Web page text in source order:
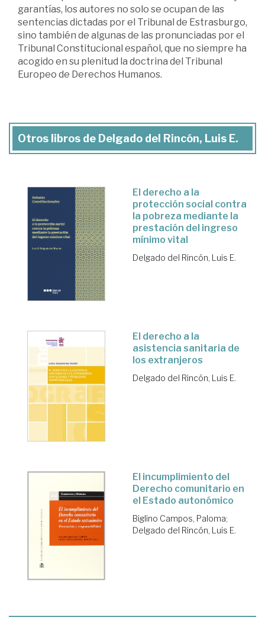
garantías, los autores no solo se ocupan de las
sentencias dictadas por el Tribunal de Estrasburgo,
sino también de algunas de las pronunciadas por el
Tribunal Constitucional español, que no siempre ha
acogido en su plenitud la doctrina del Tribunal
Europeo de Derechos Humanos.
Otros libros de Delgado del Rincón, Luis E.
El derecho a la
protección social contra
la pobreza mediante la
prestación del ingreso
mínimo vital
Delgado del Rincón, Luis E.
El derecho a la
asistencia sanitaria de
los extranjeros
Delgado del Rincón, Luis E.
El incumplimiento del
Derecho comunitario en
el Estado autonómico
Biglino Campos, Paloma;
Delgado del Rincón, Luis E.